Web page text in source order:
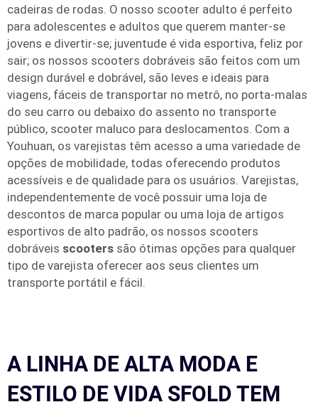
cadeiras de rodas. O nosso scooter adulto é perfeito
para adolescentes e adultos que querem manter-se
jovens e divertir-se; juventude é vida esportiva, feliz por
sair; os nossos scooters dobráveis são feitos com um
design durável e dobrável, são leves e ideais para
viagens, fáceis de transportar no metrô, no porta-malas
do seu carro ou debaixo do assento no transporte
público, scooter maluco para deslocamentos. Com a
Youhuan, os varejistas têm acesso a uma variedade de
opções de mobilidade, todas oferecendo produtos
acessíveis e de qualidade para os usuários. Varejistas,
independentemente de você possuir uma loja de
descontos de marca popular ou uma loja de artigos
esportivos de alto padrão, os nossos scooters
dobráveis scooters são ótimas opções para qualquer
tipo de varejista oferecer aos seus clientes um
transporte portátil e fácil.
A LINHA DE ALTA MODA E
ESTILO DE VIDA SFOLD TEM